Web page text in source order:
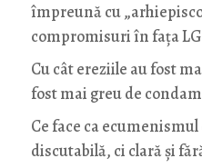
împreună cu
compromisuri în fața
Cu cât ereziile au fost
fost mai greu de
Ce face ca
discutabilă, ci clară și